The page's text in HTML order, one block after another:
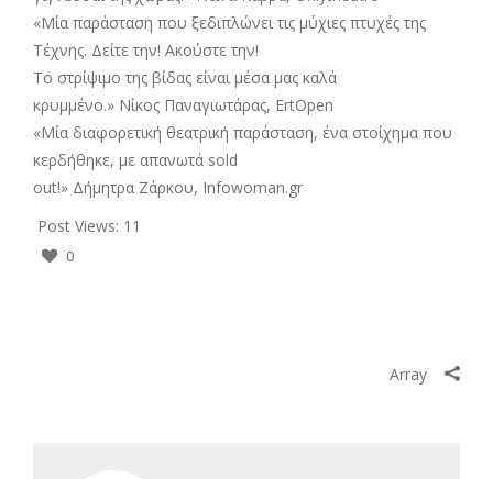
«Μία παράσταση που ξεδιπλώνει τις μύχιες πτυχές της
Τέχνης. Δείτε την! Ακούστε την!
Το στρίψιμο της βίδας είναι μέσα μας καλά
κρυμμένο.» Νίκος Παναγιωτάρας, ErtOpen
«Μία διαφορετική θεατρική παράσταση, ένα στοίχημα που
κερδήθηκε, με απανωτά sold
out!» Δήμητρα Ζάρκου, Infowoman.gr
Post Views: 11
0
Array